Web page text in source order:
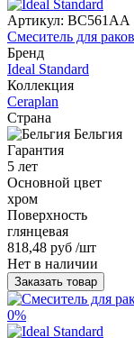
Артикул: BC561AA
Смеситель для
Бренд
Ideal Standard
Коллекция
Ceraplan
Страна
Бельгия
Гарантия
5 лет
Основной цвет
хром
Поверхность
глянцевая
818,48 руб /шт
Нет в наличии
Заказать товар
0%